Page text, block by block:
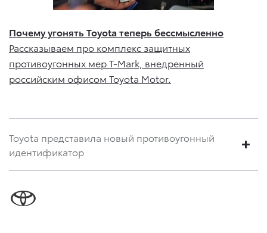
Почему угонять Toyota теперь бессмысленно
Рассказываем про комплекс защитных
противоугонных мер T-Mark, внедренный
российским офисом Toyota Motor.
Toyota представила новый противоугонный
идентификатор